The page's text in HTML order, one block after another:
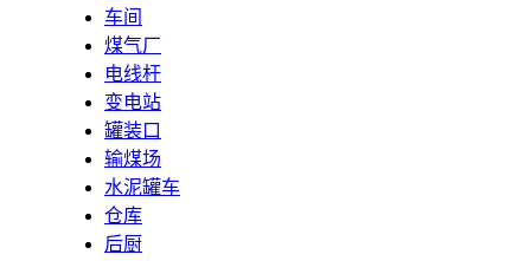
车间
煤气厂
电线杆
变电站
罐装口
输煤场
水泥罐车
仓库
后厨